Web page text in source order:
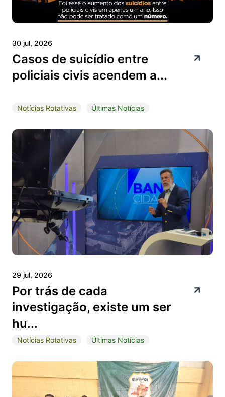
30 jul, 2026
Casos de suicídio entre
policiais civis acendem a...
Notícias Rotativas Últimas Notícias
29 jul, 2026
Por trás de cada
investigação, existe um ser
hu...
Notícias Rotativas Últimas Notícias